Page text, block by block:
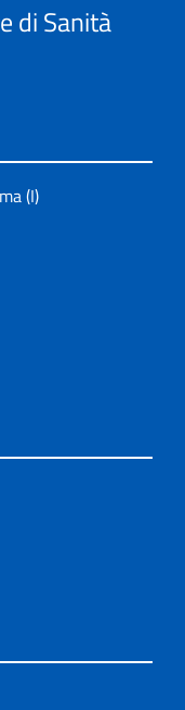
di Sanità
(I)